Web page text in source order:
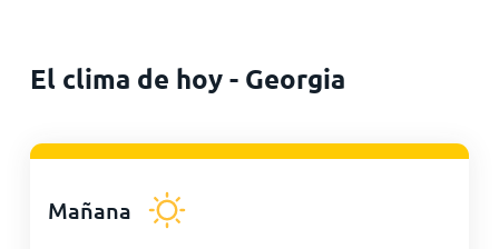
El clima de hoy - Georgia
Mañana